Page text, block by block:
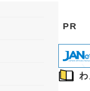
PR